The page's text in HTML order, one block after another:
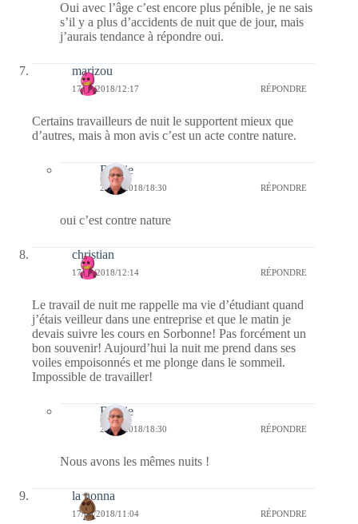
Oui avec l’âge c’est encore plus pénible, je ne sais
s’il y a plus d’accidents de nuit que de jour, mais
j’aurais tendance à répondre oui.
marizou
17/09/2018/12:17 RÉPONDRE
Certains travailleurs de nuit le supportent mieux que
d’autres, mais à mon avis c’est un acte contre nature.
Bernie
23/09/2018/18:30 RÉPONDRE
oui c’est contre nature
christian
17/09/2018/12:14 RÉPONDRE
Le travail de nuit me rappelle ma vie d’étudiant quand
j’étais veilleur dans une entreprise et que le matin je
devais suivre les cours en Sorbonne! Pas forcément un
bon souvenir! Aujourd’hui la nuit me prend dans ses
voiles empoisonnés et me plonge dans le sommeil.
Impossible de travailler!
Bernie
23/09/2018/18:30 RÉPONDRE
Nous avons les mêmes nuits !
la nonna
17/09/2018/11:04 RÉPONDRE